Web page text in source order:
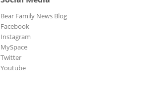
Bear Family News Blog
Facebook
Instagram
MySpace
Twitter
Youtube